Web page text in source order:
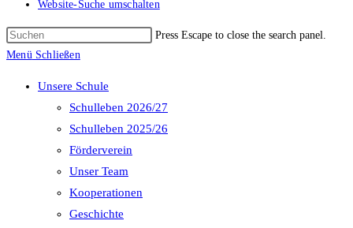
Website-Suche umschalten
Press Escape to close the search panel.
Menü Schließen
Unsere Schule
Schulleben 2026/27
Schulleben 2025/26
Förderverein
Unser Team
Kooperationen
Geschichte